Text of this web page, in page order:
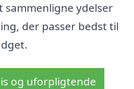
ydelser
der passer bedst til
og uforpligtende